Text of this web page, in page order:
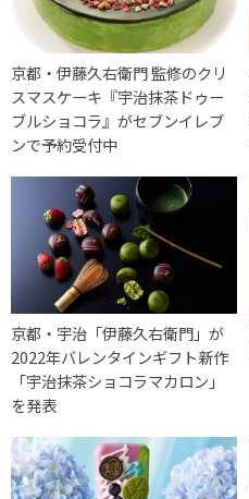
京都・伊藤久右衛門 監修のクリ
スマスケーキ『宇治抹茶ドゥー
ブルショコラ』がセブンイレブ
ンで予約受付中
京都・宇治「伊藤久右衛門」が
2022年バレンタインギフト新作
「宇治抹茶ショコラマカロン」
を発表